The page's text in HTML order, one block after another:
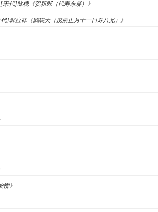
宋代]咏槐《贺新郎（代寿东屏）》
]郭应祥《鹧鸪天（戊辰正月十一日寿八兄）》
柳》